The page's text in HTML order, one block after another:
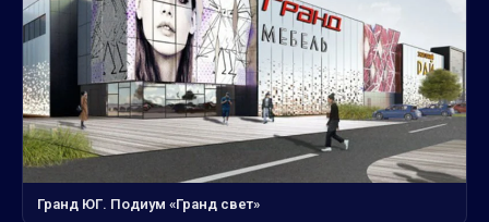
Гранд ЮГ. Подиум «Гранд свет»